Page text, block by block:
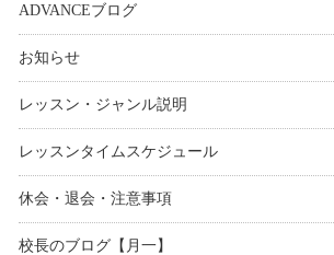
ADVANCEブログ
お知らせ
レッスン・ジャンル説明
レッスンタイムスケジュール
休会・退会・注意事項
校長のブログ【月一】